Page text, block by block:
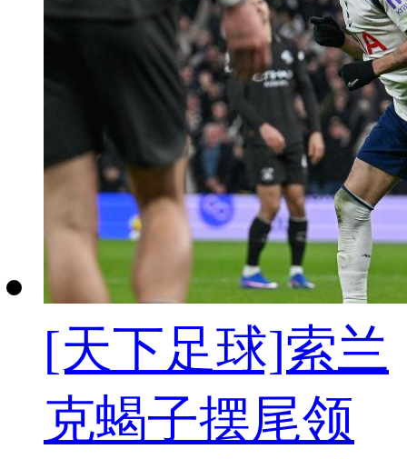
[天下足球]索兰
克蝎子摆尾领